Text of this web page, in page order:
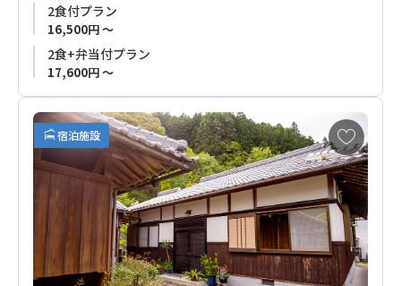
2食付プラン
16,500円 ～
2食+弁当付プラン
17,600円 ～
宿泊施設
お
気
に
入
り
に
追
加